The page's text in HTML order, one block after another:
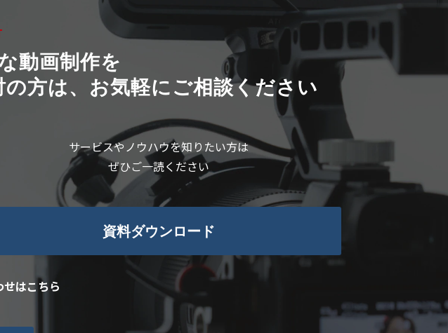
動画制作を
方は、お気軽にご相談ください
サービスやノウハウを知りたい方は
ぜひご一読ください
資料ダウンロード
はこちら